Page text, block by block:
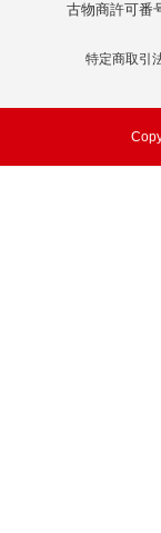
古物商許可番
特定商取引